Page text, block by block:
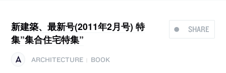
SHARE
新建築、最新号(2011年2月号) 特
集”集合住宅特集”
ARCHITECTURE BOOK